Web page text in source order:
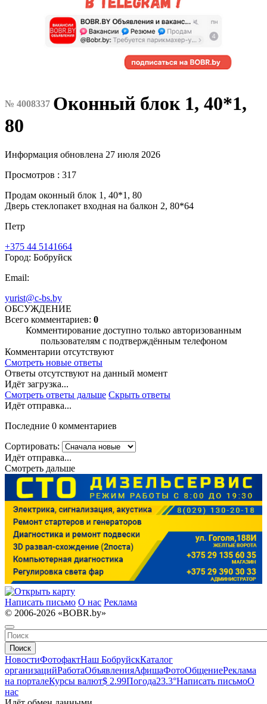
№ 4008337 Оконный блок 1, 40*1,
80
Информация обновлена 27 июля 2026
Просмотров : 317
Продам оконный блок 1, 40*1, 80
Дверь стеклопакет входная на балкон 2, 80*64
Петр
+375 44 5141664
Город: Бобруйск
Email:
yurist@c-bs.by
ОБСУЖДЕНИЕ
Всего комментариев: 0
Комментирование доступно только авторизованным
пользователям с подтверждённым телефоном
Комментарии отсутствуют
Смотреть новые ответы
Ответы отсутствуют на данный момент
Идёт загрузка...
Смотреть ответы дальше Скрыть ответы
Идёт отправка...
Последние 0 комментариев
Сортировать:
Идёт отправка...
Смотреть дальше
Написать письмо О нас Реклама
© 2006-2026 «BOBR.by»
Поиск
НовостиФотофактНаш БобруйскКаталог
организацийРаботаОбъявленияАфишаФотоОбщениеРеклама
на порталеКурсы валют$ 2.99Погода23.3°Написать письмоО
нас